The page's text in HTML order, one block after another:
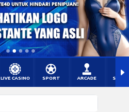
LIVE CASINO SPORT ARCADE